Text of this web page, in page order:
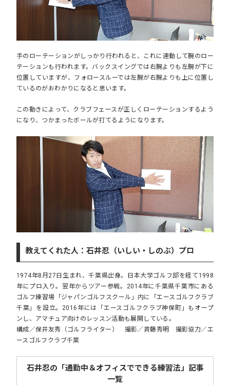
手のローテーションがしっかり行われると、これに連動して腕のロー
テーションも行われます。バックスイングでは右腕よりも左腕が下に
位置していますが、フォロースルーでは左腕が右腕よりも上に位置し
ているのがおわかりになると思います。
この動きによって、クラブフェースが正しくローテーションするよう
になり、つかまったボールが打てるようになります。
教えてくれた人：石井忍（いしい・しのぶ）プロ
1974年8月27日生まれ、千葉県出身。日本大学ゴルフ部を経て1998
年にプロ入り。翌年からツアー参戦。2014年に千葉県千葉市にある
ゴルフ練習場「ジャパンゴルフスクール」内に「エースゴルフクラブ
千葉」を設立。2016年には「エースゴルフクラブ神保町」もオープ
ンし、アマチュア向けのレッスン活動も展開している。
構成／保井友秀（ゴルフライター） 撮影／斉藤秀明 撮影協力／エ
ースゴルフクラブ千葉
石井忍の「通勤中＆オフィスでできる練習法」記事
一覧